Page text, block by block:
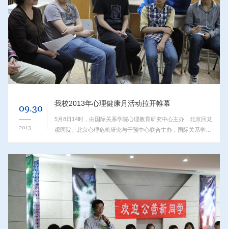
09.30
2013
我校2013年心理健康月活动拉开帷幕
5月8日14时，由国际关系学院心理教育研究中心主办，北京回龙
观医院、北京心理危机研究与干预中心联合主办，国际关系学院